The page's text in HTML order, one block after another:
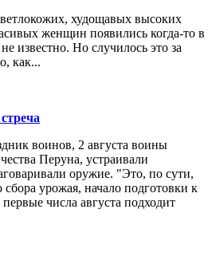
худощавых высоких
женщин появились когда-то в
известно. Но случилось это за
как...
воинов, 2 августа воины
Перуна, устраивали
оружие. "Это, по сути,
сбора урожая, начало подготовки к
числа августа подходит